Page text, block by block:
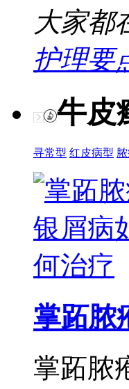
大家都
护理要
牛皮
寻常型 红皮病型
掌跖脓
掌跖脓